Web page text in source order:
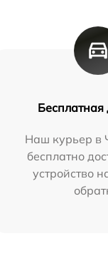
Бесплатная
Наш курьер в
бесплатно
устройство